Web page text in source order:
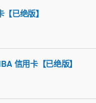
已绝版】
信用卡【已绝版】